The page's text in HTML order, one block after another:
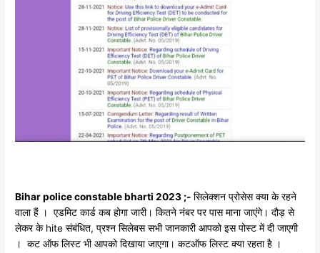
Bihar police constable bharti 2023 ;- सिलेक्शन प्रोसेस क्या के रहने
वाला हैं । एडमिट कार्ड कब होगा जारी। कितने नंबर पर पास माना जाएंगे। दौड़ से
लेकर के hite संबंधित, प्रश्न सिलेबस सभी जानकारी आपको इस पोस्ट में दी जाएगी
। कट ऑफ लिस्ट भी आपको दिखाया जाएगा। कटऑफ लिस्ट क्या रहता है ।